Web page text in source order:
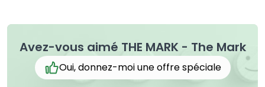
Avez-vous aimé THE MARK - The Mark
Oui, donnez-moi une offre spéciale